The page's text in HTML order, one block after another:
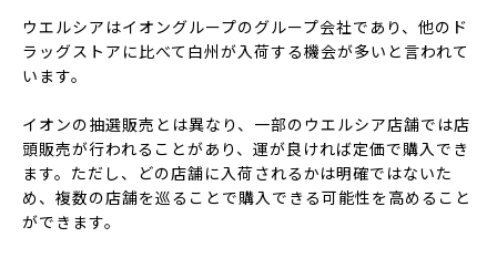
ウエルシアはイオングループのグループ会社であり、他のド
ラッグストアに比べて白州が入荷する機会が多いと言われて
います。
イオンの抽選販売とは異なり、一部のウエルシア店舗では店
頭販売が行われることがあり、運が良ければ定価で購入でき
ます。ただし、どの店舗に入荷されるかは明確ではないた
め、複数の店舗を巡ることで購入できる可能性を高めること
ができます。